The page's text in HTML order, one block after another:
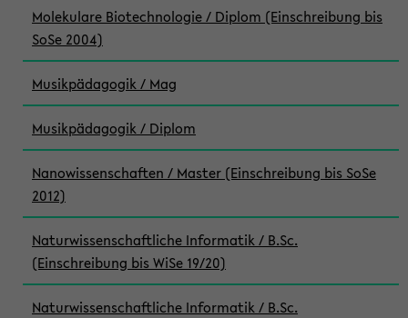
Molekulare Biotechnologie / Diplom (Einschreibung bis
SoSe 2004)
Musikpädagogik / Mag
Musikpädagogik / Diplom
Nanowissenschaften / Master (Einschreibung bis SoSe
2012)
Naturwissenschaftliche Informatik / B.Sc.
(Einschreibung bis WiSe 19/20)
Naturwissenschaftliche Informatik / B.Sc.